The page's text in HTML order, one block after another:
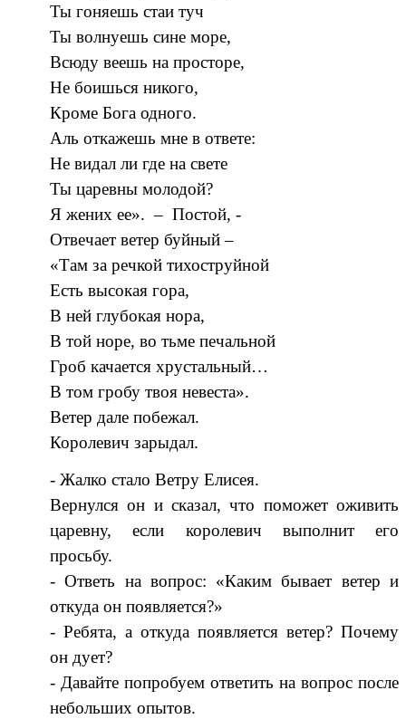
Ты гоняешь стаи туч
Ты волнуешь сине море,
Всюду веешь на просторе,
Не боишься никого,
Кроме Бога одного.
Аль откажешь мне в ответе:
Не видал ли где на свете
Ты царевны молодой?
Я жених ее». – Постой, -
Отвечает ветер буйный –
«Там за речкой тихоструйной
Есть высокая гора,
В ней глубокая нора,
В той норе, во тьме печальной
Гроб качается хрустальный…
В том гробу твоя невеста».
Ветер дале побежал.
Королевич зарыдал.
- Жалко стало Ветру Елисея.
Вернулся он и сказал, что поможет оживить
царевну, если королевич выполнит его
просьбу.
- Ответь на вопрос: «Каким бывает ветер и
откуда он появляется?»
- Ребята, а откуда появляется ветер? Почему
он дует?
- Давайте попробуем ответить на вопрос после
небольших опытов.